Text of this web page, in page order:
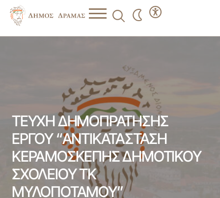
ΤΕΥΧΗ ΔΗΜΟΠΡΑΤΗΣΗΣ
ΕΡΓΟΥ “ΑΝΤΙΚΑΤΑΣΤΑΣΗ
ΚΕΡΑΜΟΣΚΕΠΗΣ ΔΗΜΟΤΙΚΟΥ
ΣΧΟΛΕΙΟΥ ΤΚ
ΜΥΛΟΠΟΤΑΜΟΥ”